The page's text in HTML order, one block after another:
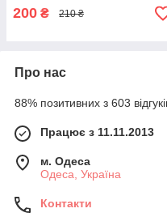
200 ₴ 210 ₴
Про нас
88% позитивних з 603
Працює з 11.11.2013
м. Одеса
Одеса, Україна
Контакти